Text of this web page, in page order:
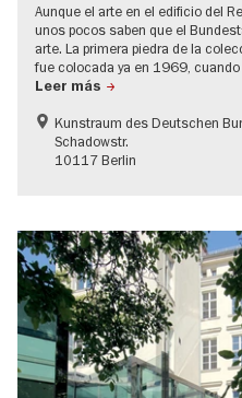
Aunque el arte en el edificio del
unos pocos saben que el
arte. La primera piedra de la
fue colocada ya en 1969, cuando
Leer más
Kunstraum des Deutschen
Schadowstr.
10117 Berlin